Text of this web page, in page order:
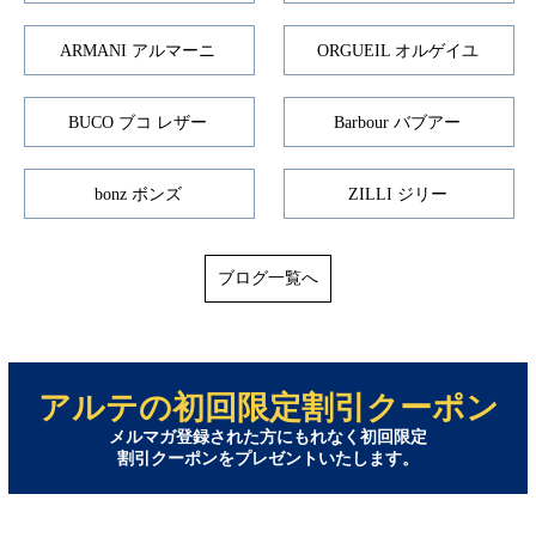
ARMANI アルマーニ ORGUEIL オルゲイユ
BUCO ブコ レザー Barbour バブアー
bonz ボンズ ZILLI ジリー
ブログ一覧へ
アルテの初回限定割引クーポン
メルマガ登録された方にもれなく初回限定
割引クーポンをプレゼントいたします。